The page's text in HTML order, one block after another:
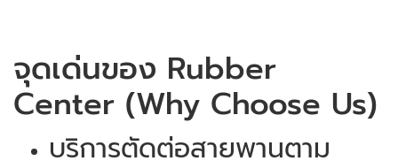
จุดเด่นของ Rubber
Center (Why Choose Us)
บริการตัดต่อสายพานตาม